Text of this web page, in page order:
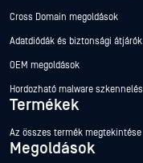
Cross Domain megoldások
Adatdiódák és biztonsági átjárók
OEM megoldások
Hordozható malware szkennelés
Termékek
Az összes termék megtekintése
Megoldások